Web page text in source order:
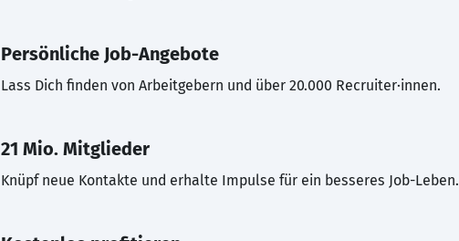
Persönliche Job-Angebote
Lass Dich finden von Arbeitgebern und über 20.000 Recruiter·innen.
21 Mio. Mitglieder
Knüpf neue Kontakte und erhalte Impulse für ein besseres Job-Leben.